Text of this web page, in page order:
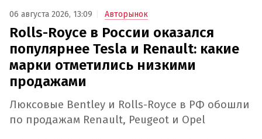
06 августа 2026, 13:09 Авторынок
Rolls-Royce в России оказался
популярнее Tesla и Renault: какие
марки отметились низкими
продажами
Люксовые Bentley и Rolls-Royce в РФ обошли
по продажам Renault, Peugeot и Opel